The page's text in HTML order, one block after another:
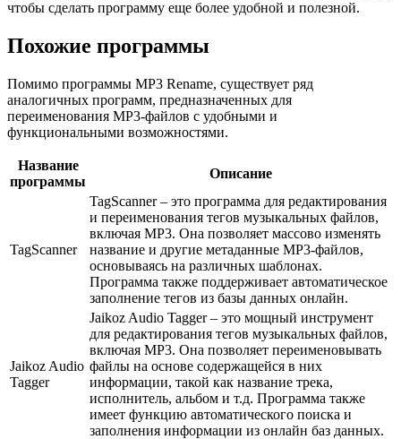
чтобы сделать программу еще более удобной и полезной.
Похожие программы
Помимо программы MP3 Rename, существует ряд
аналогичных программ, предназначенных для
переименования MP3-файлов с удобными и
функциональными возможностями.
Название
программы
Описание
TagScanner
TagScanner – это программа для редактирования
и переименования тегов музыкальных файлов,
включая MP3. Она позволяет массово изменять
название и другие метаданные MP3-файлов,
основываясь на различных шаблонах.
Программа также поддерживает автоматическое
заполнение тегов из базы данных онлайн.
Jaikoz Audio
Tagger
Jaikoz Audio Tagger – это мощный инструмент
для редактирования тегов музыкальных файлов,
включая MP3. Она позволяет переименовывать
файлы на основе содержащейся в них
информации, такой как название трека,
исполнитель, альбом и т.д. Программа также
имеет функцию автоматического поиска и
заполнения информации из онлайн баз данных.